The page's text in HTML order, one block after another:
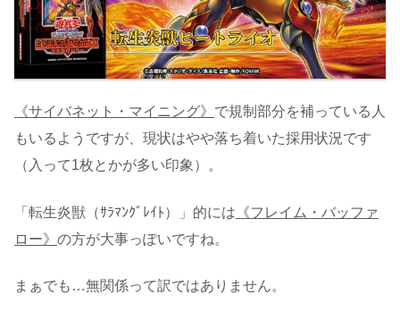
《サイバネット・マイニング》 で規制部分を補っている人
もいるようですが、現状はやや落ち着いた採用状況です
（入って1枚とかが多い印象）。
「転生炎獣（ｻﾗﾏﾝｸﾞﾚｲﾄ）」的には 《フレイム・バッファ
ロー》 の方が大事っぽいですね。
まぁでも…無関係って訳ではありません。